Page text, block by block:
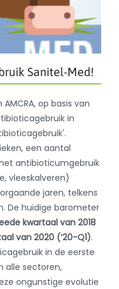
Sanitel-Med!
op basis van
in
een aantal
antibioticumgebruik
vleeskalveren)
jaren, telkens
De huidige barometer
kwartaal van 2018
van 2020 (’20-Q1).
in de eerste
alle sectoren,
ongunstige evolutie